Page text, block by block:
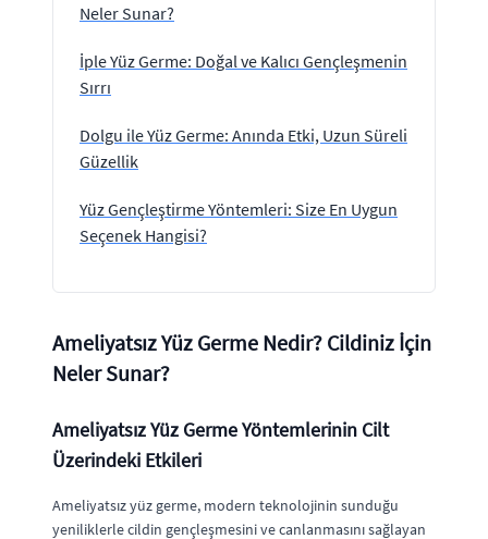
Neler Sunar?
İple Yüz Germe: Doğal ve Kalıcı Gençleşmenin
Sırrı
Dolgu ile Yüz Germe: Anında Etki, Uzun Süreli
Güzellik
Yüz Gençleştirme Yöntemleri: Size En Uygun
Seçenek Hangisi?
Ameliyatsız Yüz Germe Nedir? Cildiniz İçin
Neler Sunar?
Ameliyatsız Yüz Germe Yöntemlerinin Cilt
Üzerindeki Etkileri
Ameliyatsız yüz germe, modern teknolojinin sunduğu
yeniliklerle cildin gençleşmesini ve canlanmasını sağlayan